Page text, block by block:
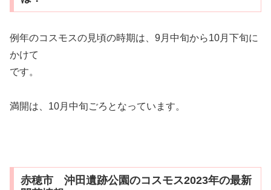
例年のコスモスの見頃の時期は、9月中旬から10月下旬に
かけて
です。
満開は、10月中旬ごろとなっています。
赤穂市 沖田遺跡公園のコスモス2023年の最新